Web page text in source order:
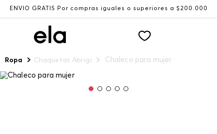
ENVÍO GRATIS Por compras iguales o superiores a $200.000
Ropa Chaquetas Abrigos y ChalecosChaleco para mujer